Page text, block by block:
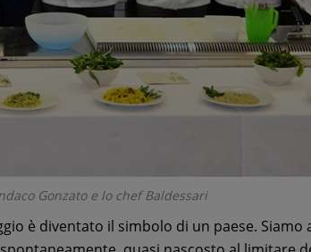
Gonzato e lo chef Baldessari
è diventato il simbolo di un paese. Siamo